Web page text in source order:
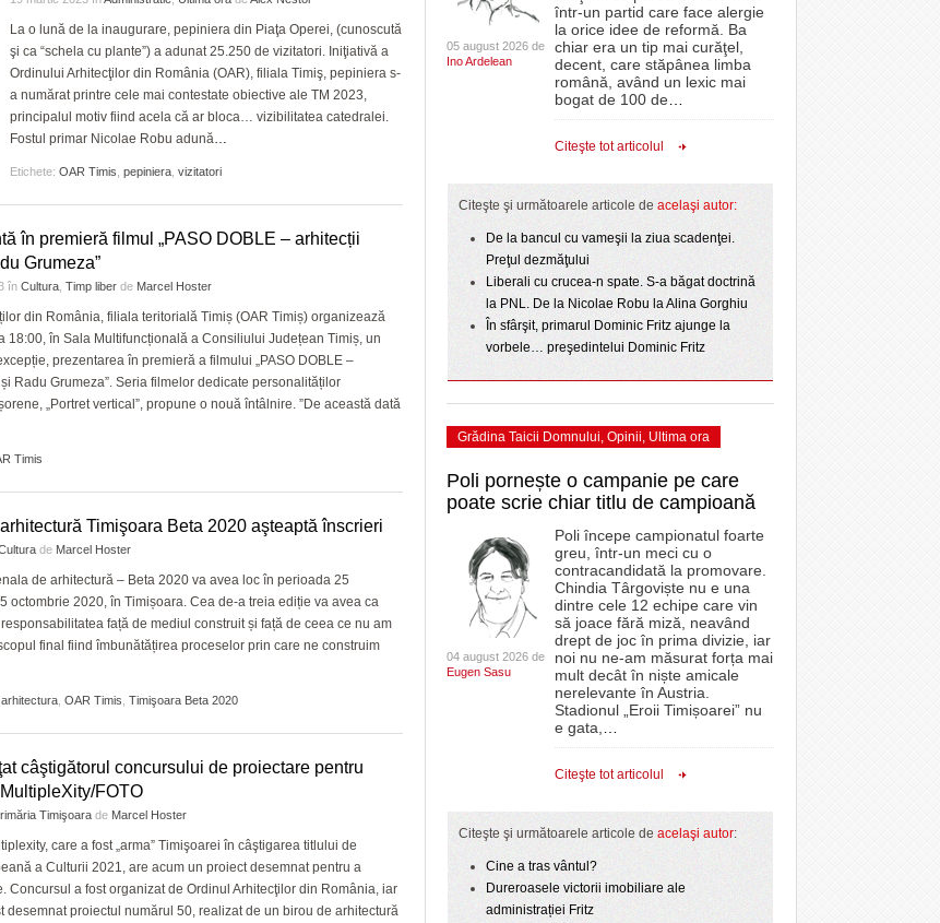
onoare/FOTO
Primăria Timișoara vinde 3.500 de metri cubi de
- 3 August 2026
View all
conteste ordinul prefectului de Timiş
- acum 2
USR cere vot astăzi pe legea responsabilității în
Ceauşescu a fost… “unicul vizionar al țării”
dramatic în barajul de promovare- 3 August 2026
Politehnica încheie cantonamentul cu o victorie
și vine acasă cu moralul ridicat
- 25 July 2026
Pe drumul cel bun. Poli a învins o echipă de
ZIARISTU’ DE
TERASĂ
KIERKEGAARD
FINANŢĂRI DE LA A
JOCURI ONLINE
La Muzeul Apei are loc expoziția „Sub semnul
curgerii. Între transparență și permanență” -
- 3 August 2026
View all
proiectelor derulate de instituție din fonduri
europene/FOTO
ANAF oferă persoanelor fizice posibilitatea să
beneficieze de Declarația Unică 212
2025
CLIPURI VIDEO
JOCURI ONLINE
DIVERSE
FARMACII DIN
GRĂDINIŢE DIN TIMIŞ
PRIMĂRIILE DIN TIMIŞ
SFATUL MEDICULUI
SFATURI JURIDICE
La o lună de la inaugurare, pepiniera din Piaţa Operei, (cunoscută
şi ca “schela cu plante”) a adunat 25.250 de vizitatori. Iniţiativă a
Ordinului Arhitecţilor din România (OAR), filiala Timiş, pepiniera s-
a numărat printre cele mai contestate obiective ale TM 2023,
principalul motiv fiind acela că ar bloca… vizibilitatea catedralei.
Fostul primar Nicolae Robu adună…
Etichete: OAR Timis pepiniera vizitatori
în premieră filmul „PASO DOBLE – arhitecții
Grumeza”
în Cultura Timp liber de Marcel Hoster
din România, filiala teritorială Timiș (OAR Timiș) organizează
18:00, în Sala Multifuncțională a Consiliului Județean Timiș, un
prezentarea în premieră a filmului „PASO DOBLE –
Radu Grumeza”. Seria filmelor dedicate personalităților
„Portret vertical”, propune o nouă întâlnire. ”De această dată
Timis
Timişoara Beta 2020 aşteaptă înscrieri
de Marcel Hoster
de arhitectură – Beta 2020 va avea loc în perioada 25
octombrie 2020, în Timișoara. Cea de-a treia ediție va avea ca
față de mediul construit și față de ceea ce nu am
final fiind îmbunătățirea proceselor prin care ne construim
OAR Timis Timişoara Beta 2020
câştigătorul concursului de proiectare pentru
FOTO
Timişoara de Marcel Hoster
care a fost „arma” Timişoarei în câştigarea titlului de
a Culturii 2021, are acum un proiect desemnat pentru a
Concursul a fost organizat de Ordinul Arhitecţilor din România, iar
desemnat proiectul numărul 50, realizat de un birou de arhitectură
05 august 2026 de
Ino Ardelean
într-un partid care face alergie
la orice idee de reformă. Ba
chiar era un tip mai curăţel,
decent, care stăpânea limba
română, având un lexic mai
bogat de 100 de
Citeşte tot articolul
Citeşte şi următoarele articole de acelaşi autor:
De la bancul cu vameşii la ziua scadenţei.
Preţul dezmăţului
Liberali cu crucea-n spate. S-a băgat doctrină
la PNL. De la Nicolae Robu la Alina Gorghiu
În sfârşit, primarul Dominic Fritz ajunge la
vorbele… preşedintelui Dominic Fritz
Grădina Taicii Domnului, Opinii, Ultima ora
Poli pornește o campanie pe care
poate scrie chiar titlu de campioană
04 august 2026 de
Eugen Sasu
Poli începe campionatul foarte
greu, într-un meci cu o
contracandidată la promovare.
Chindia Târgoviște nu e una
dintre cele 12 echipe care vin
să joace fără miză, neavând
drept de joc în prima divizie, iar
noi nu ne-am măsurat forța mai
mult decât în niște amicale
nerelevante în Austria.
Stadionul „Eroii Timișoarei” nu
e gata,
Citeşte tot articolul
Citeşte şi următoarele articole de acelaşi autor:
Cine a tras vântul?
Dureroasele victorii imobiliare ale
administrației Fritz